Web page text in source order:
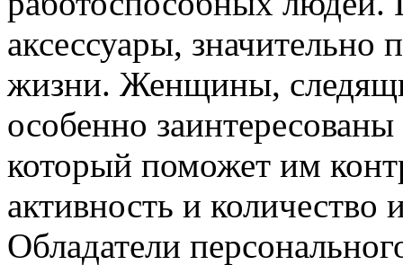
аксессуары,
жизни. Женщины,
особенно
который поможет им
активность и количество
Обладатели